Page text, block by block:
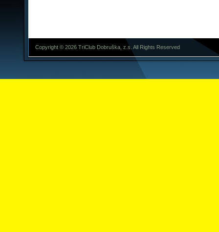
Copyright © 2026 TriClub Dobruška, z.s. All Rights Reserved